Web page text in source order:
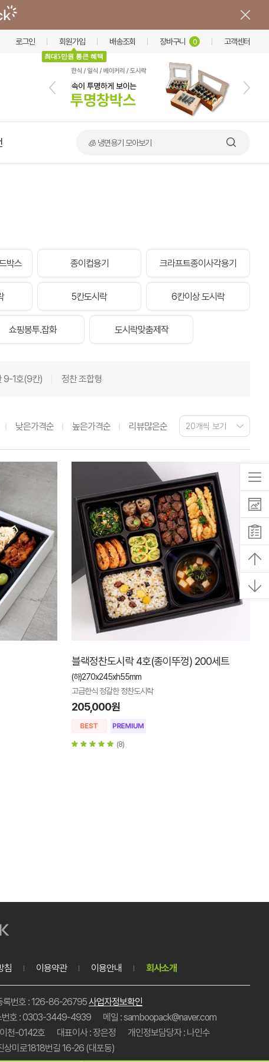
로그인 회원가입
최대5만원 통큰 혜택
배송조회 장바구니 0 고객센터
🧊 냉면용기 모아보기
박스 종이컵용기 크라프트종이사각용기
5칸도시락 6칸이상 도시락
쇼핑봉투.잡화 도시락맞춤제작
9-1호(9칸) 정찬 조합형
낮은가격순 높은가격순 리뷰많은순
블랙정찬도시락 4호(종이뚜껑) 200세트
(하)270x245xh55mm
고급한식 정갈한 정찬도시락
205,000원
(8)
침 이용약관 이용안내 회사소개
록번호 : 126-86-26795사업자정보확인
번호 : 0303-3449-4939
메일 : samboopack@naver.com
천-0142호
대표이사 : 장은정
개인정보담당자 : 나인수
상미로1818번길 16-26 (대포동)